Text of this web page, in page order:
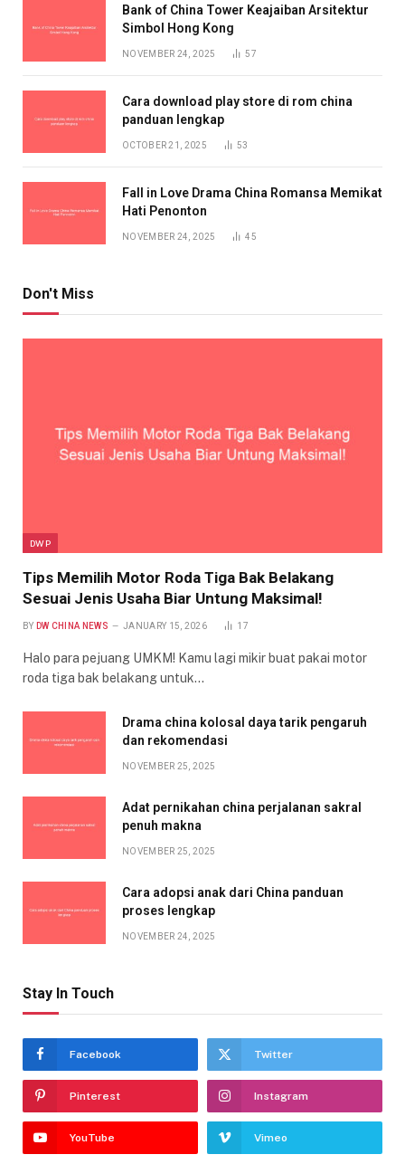
Bank of China Tower Keajaiban Arsitektur
Simbol Hong Kong
NOVEMBER 24, 2025 57
Cara download play store di rom china
panduan lengkap
OCTOBER 21, 2025 53
Fall in Love Drama China Romansa Memikat
Hati Penonton
NOVEMBER 24, 2025 45
Don't Miss
DWP
Tips Memilih Motor Roda Tiga Bak Belakang
Sesuai Jenis Usaha Biar Untung Maksimal!
BY DW CHINA NEWS JANUARY 15, 2026 17
Halo para pejuang UMKM! Kamu lagi mikir buat pakai motor
roda tiga bak belakang untuk…
Drama china kolosal daya tarik pengaruh
dan rekomendasi
NOVEMBER 25, 2025
Adat pernikahan china perjalanan sakral
penuh makna
NOVEMBER 25, 2025
Cara adopsi anak dari China panduan
proses lengkap
NOVEMBER 24, 2025
Stay In Touch
Facebook Twitter
Pinterest Instagram
YouTube Vimeo